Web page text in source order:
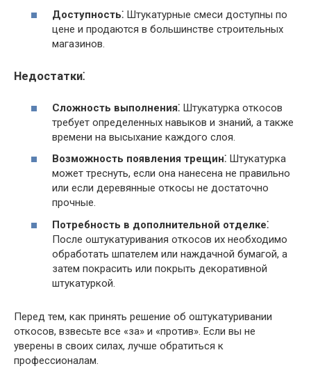
Доступность⁚ Штукатурные смеси доступны по
цене и продаются в большинстве строительных
магазинов.
Недостатки⁚
Сложность выполнения⁚ Штукатурка откосов
требует определенных навыков и знаний, а также
времени на высыхание каждого слоя.
Возможность появления трещин⁚ Штукатурка
может треснуть, если она нанесена не правильно
или если деревянные откосы не достаточно
прочные.
Потребность в дополнительной отделке⁚
После оштукатуривания откосов их необходимо
обработать шпателем или наждачной бумагой, а
затем покрасить или покрыть декоративной
штукатуркой.
Перед тем, как принять решение об оштукатуривании
откосов, взвесьте все «за» и «против». Если вы не
уверены в своих силах, лучше обратиться к
профессионалам.